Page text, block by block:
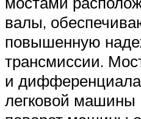
валы,
повышенную
трансмиссии.
и
легковой